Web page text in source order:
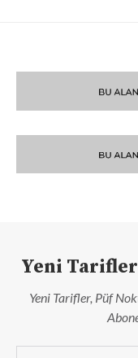
Yeni
Yeni Tarifler, Püf